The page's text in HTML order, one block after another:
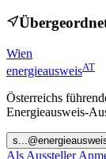
Wien
energieausweisAT
Österreichs
Energieausweis-
s ...@
Als Aussteller